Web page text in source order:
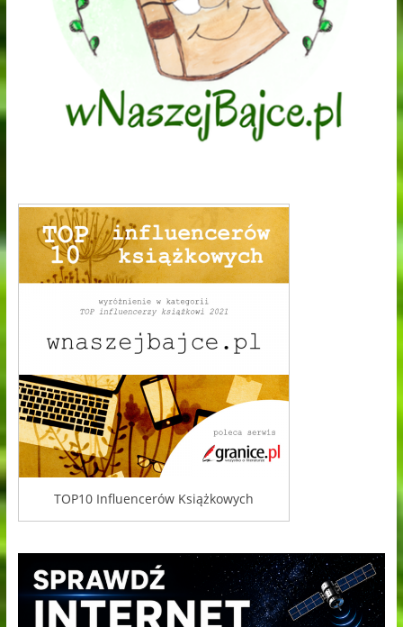
TOP10 Influencerów Książkowych